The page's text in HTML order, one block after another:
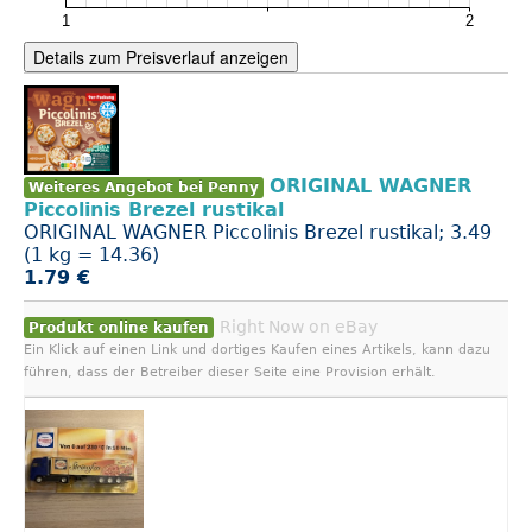
Details zum Preisverlauf anzeigen
Weiteres Angebot bei Penny
ORIGINAL WAGNER
Piccolinis Brezel rustikal
ORIGINAL WAGNER Piccolinis Brezel rustikal; 3.49
(1 kg = 14.36)
1.79 €
Produkt online kaufen Right Now on eBay
Ein Klick auf einen Link und dortiges Kaufen eines Artikels, kann dazu
führen, dass der Betreiber dieser Seite eine Provision erhält.